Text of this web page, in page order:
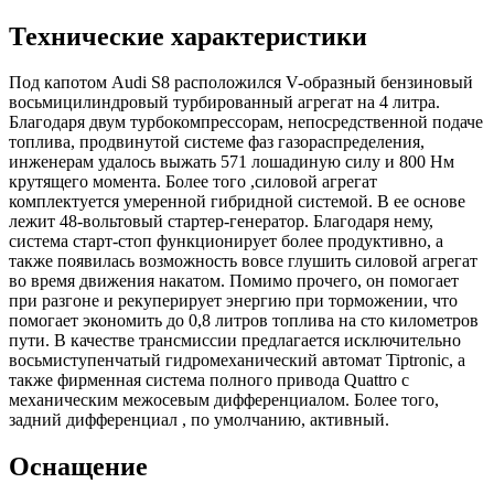
Технические характеристики
Под капотом Audi S8 расположился V-образный бензиновый
восьмицилиндровый турбированный агрегат на 4 литра.
Благодаря двум турбокомпрессорам, непосредственной подаче
топлива, продвинутой системе фаз газораспределения,
инженерам удалось выжать 571 лошадиную силу и 800 Нм
крутящего момента. Более того ,силовой агрегат
комплектуется умеренной гибридной системой. В ее основе
лежит 48-вольтовый стартер-генератор. Благодаря нему,
система старт-стоп функционирует более продуктивно, а
также появилась возможность вовсе глушить силовой агрегат
во время движения накатом. Помимо прочего, он помогает
при разгоне и рекуперирует энергию при торможении, что
помогает экономить до 0,8 литров топлива на сто километров
пути. В качестве трансмиссии предлагается исключительно
восьмиступенчатый гидромеханический автомат Tiptronic, а
также фирменная система полного привода Quattro с
механическим межосевым дифференциалом. Более того,
задний дифференциал , по умолчанию, активный.
Оснащение